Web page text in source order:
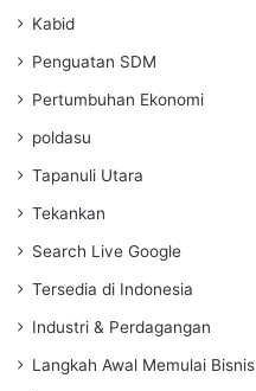
Kabid
Penguatan SDM ‎
Pertumbuhan Ekonomi
poldasu
Tapanuli Utara
Tekankan
Search Live Google
Tersedia di Indonesia
Industri & Perdagangan
Langkah Awal Memulai Bisnis